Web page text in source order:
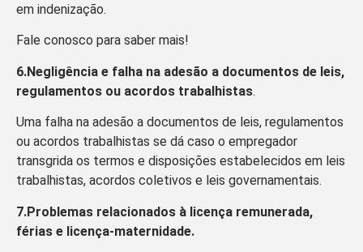
em indenização.
Fale conosco para saber mais!
6.Negligência e falha na adesão a documentos de leis,
regulamentos ou acordos trabalhistas.
Uma falha na adesão a documentos de leis, regulamentos
ou acordos trabalhistas se dá caso o empregador
transgrida os termos e disposições estabelecidos em leis
trabalhistas, acordos coletivos e leis governamentais.
7.Problemas relacionados à licença remunerada,
férias e licença-maternidade.